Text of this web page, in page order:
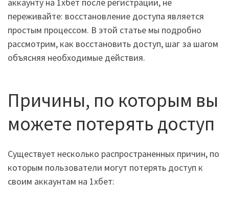
аккаунту на 1хбет после регистрации, не
переживайте: восстановление доступа является
простым процессом. В этой статье мы подробно
рассмотрим, как восстановить доступ, шаг за шагом
объясняя необходимые действия.
Причины, по которым вы
можете потерять доступ
Существует несколько распространенных причин, по
которым пользователи могут потерять доступ к
своим аккаунтам на 1хбет: